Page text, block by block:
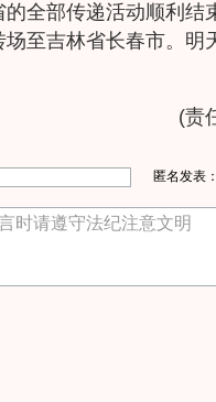
全部传递活动顺利结
至吉林省长春市。明
(责
匿名发表